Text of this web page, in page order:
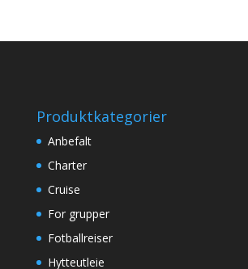
Produktkategorier
Anbefalt
Charter
Cruise
For grupper
Fotballreiser
Hytteutleie